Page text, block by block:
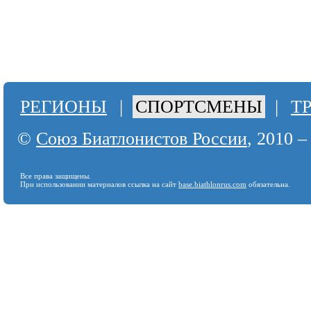
РЕГИОНЫ | СПОРТСМЕНЫ |
© Союз Биатлонистов России, 2010
Все права защищены.
При использовании материалов ссылка на сайт base.biathlonrus.com обязательна.